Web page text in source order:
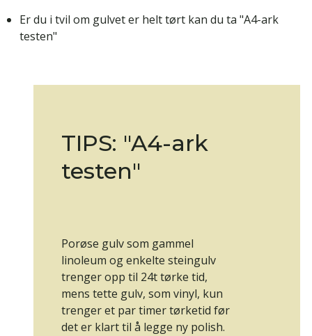
Er du i tvil om gulvet er helt tørt kan du ta "A4-ark
testen"
TIPS: "A4-ark
testen"
Porøse gulv som gammel
linoleum og enkelte steingulv
trenger opp til 24t tørke tid,
mens tette gulv, som vinyl, kun
trenger et par timer tørketid før
det er klart til å legge ny polish.